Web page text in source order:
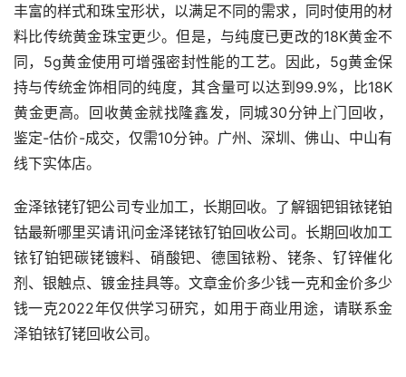
丰富的样式和珠宝形状，以满足不同的需求，同时使用的材
料比传统黄金珠宝更少。但是，与纯度已更改的18K黄金不
同，5g黄金使用可增强密封性能的工艺。因此，5g黄金保
持与传统金饰相同的纯度，其含量可以达到99.9%，比18K
黄金更高。回收黄金就找隆鑫发，同城30分钟上门回收，
鉴定-估价-成交，仅需10分钟。广州、深圳、佛山、中山有
线下实体店。
金泽铱铑钌钯公司专业加工，长期回收。了解铟钯钼铱铑铂
钴最新哪里买请讯问金泽铑铱钌铂回收公司。长期回收加工
铱钌铂钯碳铑镀料、硝酸钯、德国铱粉、铑条、钌锌催化
剂、银触点、镀金挂具等。文章金价多少钱一克和金价多少
钱一克2022年仅供学习研究，如用于商业用途，请联系金
泽铂铱钌铑回收公司。